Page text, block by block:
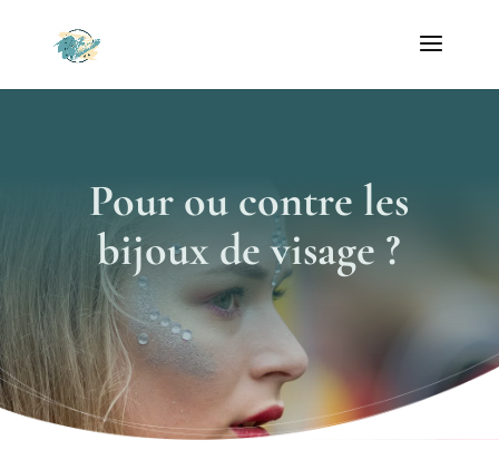
Pour ou contre les
bijoux de visage ?